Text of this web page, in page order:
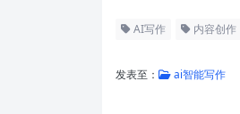
AI写作 内容创作
发表至： ai智能写作